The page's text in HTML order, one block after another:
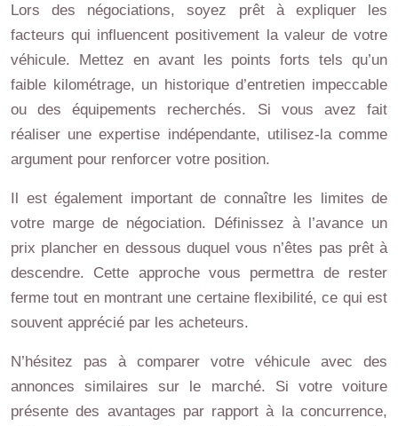
Lors des négociations, soyez prêt à expliquer les
facteurs qui influencent positivement la valeur de votre
véhicule. Mettez en avant les points forts tels qu’un
faible kilométrage, un historique d’entretien impeccable
ou des équipements recherchés. Si vous avez fait
réaliser une expertise indépendante, utilisez-la comme
argument pour renforcer votre position.
Il est également important de connaître les limites de
votre marge de négociation. Définissez à l’avance un
prix plancher en dessous duquel vous n’êtes pas prêt à
descendre. Cette approche vous permettra de rester
ferme tout en montrant une certaine flexibilité, ce qui est
souvent apprécié par les acheteurs.
N’hésitez pas à comparer votre véhicule avec des
annonces similaires sur le marché. Si votre voiture
présente des avantages par rapport à la concurrence,